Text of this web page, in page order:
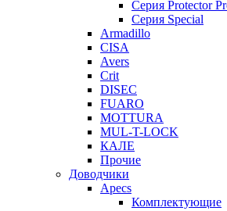
Серия Protector
Серия Special
Armadillo
CISA
Avers
Crit
DISEC
FUARO
MOTTURA
MUL-T-LOCK
КАЛЕ
Прочие
Доводчики
Apecs
Комплектующие